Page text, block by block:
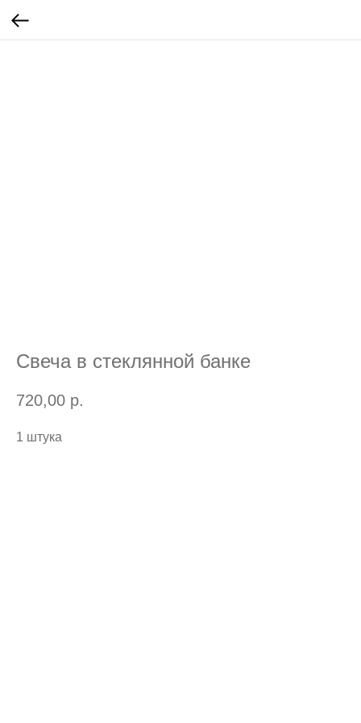
Свеча в стеклянной банке
720,00 р.
1 штука